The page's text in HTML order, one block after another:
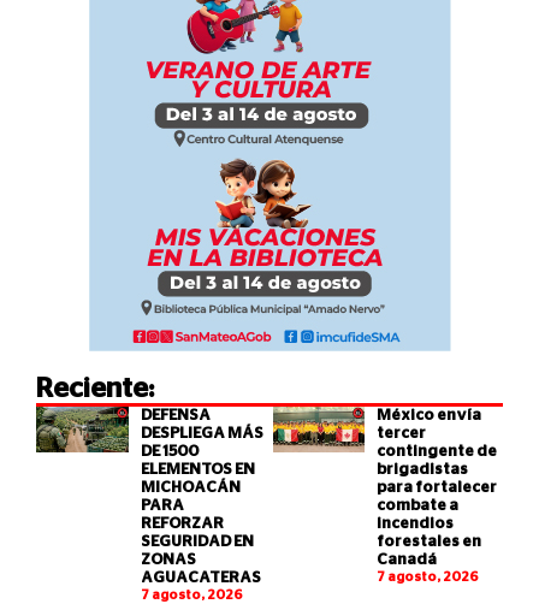
Reciente:
DEFENSA
DESPLIEGA MÁS
DE 1500
ELEMENTOS EN
MICHOACÁN
PARA
REFORZAR
SEGURIDAD EN
ZONAS
AGUACATERAS
7 agosto, 2026
México envía
tercer
contingente de
brigadistas
para fortalecer
combate a
incendios
forestales en
Canadá
7 agosto, 2026